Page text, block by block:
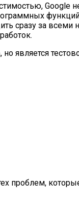
Google
сразу за
является
проблем,